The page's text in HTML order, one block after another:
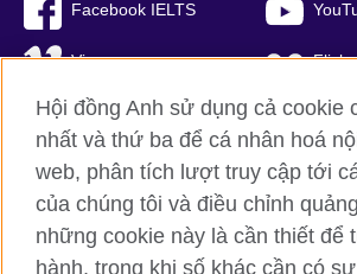
Facebook IELTS
Vimeo Flickr
RSS
Hội đồng Anh toàn cầu
Bảo mật thông tin và quy định sử dụng
Hội đồng Anh sử dụng cả cookie
nhất và thứ ba để cá nhân hoá
web, phân tích lượt truy cập tới
của chúng tôi và điều chỉnh
những cookie này là cần thiết để
hành, trong khi số khác cần có